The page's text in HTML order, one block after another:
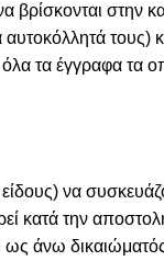
βρίσκονται
αυτοκόλλητά
τα έγγραφα
να
κατά την
άνω